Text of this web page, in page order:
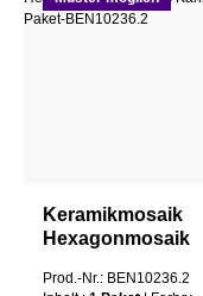
Keramikmosaik
Hexagonmosaik
Prod.-Nr.: BEN10236.2